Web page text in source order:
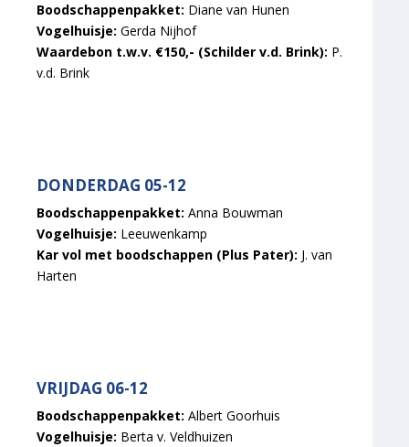
Boodschappenpakket: Diane van Hunen
Vogelhuisje: Gerda Nijhof
Waardebon t.w.v. €150,- (Schilder v.d. Brink): P.
v.d. Brink
DONDERDAG 05-12
Boodschappenpakket: Anna Bouwman
Vogelhuisje: Leeuwenkamp
Kar vol met boodschappen (Plus Pater): J. van
Harten
VRIJDAG 06-12
Boodschappenpakket: Albert Goorhuis
Vogelhuisje: Berta v. Veldhuizen